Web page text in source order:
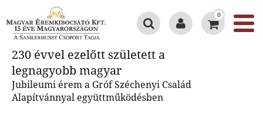
0
230 évvel ezelőtt született a
legnagyobb magyar
Jubileumi érem a Gróf Széchenyi Család
Alapítvánnyal együttműködésben
230 évvel ezelőtt született a
legnagyobb magyar